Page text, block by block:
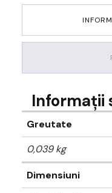
Informații
Greutate
0,039 kg
Dimensiuni